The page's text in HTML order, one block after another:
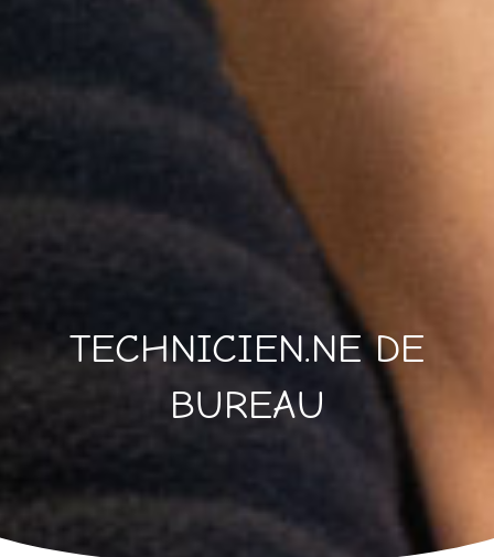
TECHNICIEN.NE DE
BUREAU